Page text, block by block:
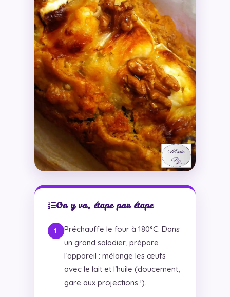
On y va, étape par étape
Préchauffe le four à 180°C. Dans
un grand saladier, prépare
l’appareil : mélange les œufs
avec le lait et l’huile (doucement,
gare aux projections !).